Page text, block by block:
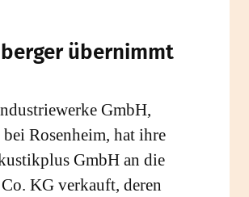
übernimmt
GmbH,
Rosenheim, hat ihre
GmbH an die
KG verkauft, deren